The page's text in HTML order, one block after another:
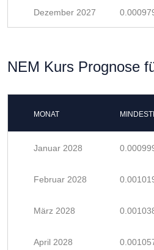
Dezember 2027
NEM Kurs Prognose
MONAT
Januar 2028
Februar 2028
März 2028
April 2028